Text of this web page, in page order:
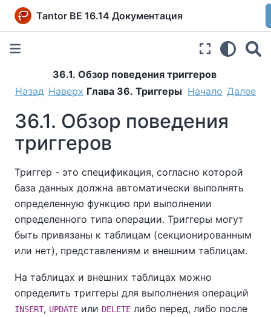
Tantor BE 16.14 Документация
36.1. Обзор поведения триггеров
Назад Наверх Глава 36. Триггеры Начало Далее
36.1. Обзор поведения
триггеров
Триггер - это спецификация, согласно которой
база данных должна автоматически выполнять
определенную функцию при выполнении
определенного типа операции. Триггеры могут
быть привязаны к таблицам (секционированным
или нет), представлениям и внешним таблицам.
На таблицах и внешних таблицах можно
определить триггеры для выполнения операций
INSERT, UPDATE или DELETE либо перед, либо после